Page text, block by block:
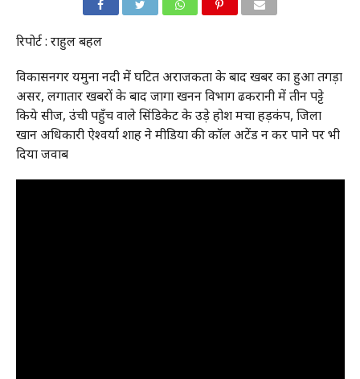
रिपोर्ट : राहुल बहल
विकासनगर यमुना नदी में घटित अराजकता के बाद खबर का हुआ तगड़ा
असर, लगातार खबरों के बाद जागा खनन विभाग ढकरानी में तीन पट्टे
किये सीज, उंची पहुँच वाले सिंडिकेट के उड़े होश मचा हड़कंप, जिला
खान अधिकारी ऐश्वर्या शाह ने मीडिया की काॅल अटेंड न कर पाने पर भी
दिया जवाब